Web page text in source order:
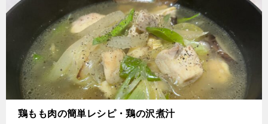
鶏もも肉の簡単レシピ・鶏の沢煮汁